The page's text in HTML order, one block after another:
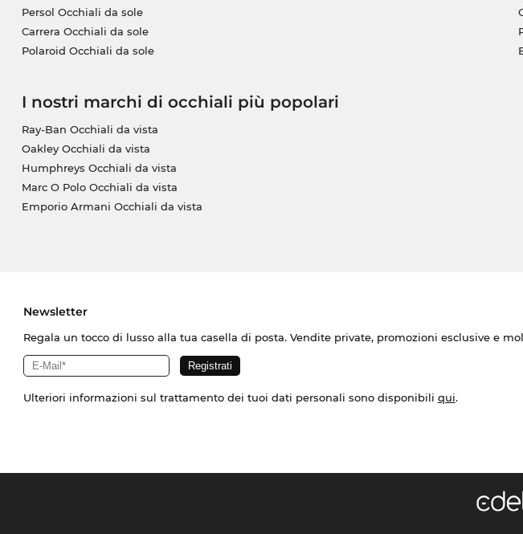
Persol Occhiali da sole
Carrera Occhiali da sole
Polaroid Occhiali da sole
I nostri marchi di occhiali più popolari
Ray-Ban Occhiali da vista
Oakley Occhiali da vista
Humphreys Occhiali da vista
Marc O Polo Occhiali da vista
Emporio Armani Occhiali da vista
Newsletter
Regala un tocco di lusso alla tua casella di posta. Vendite private, promozioni esclusive e
Ulteriori informazioni sul trattamento dei tuoi dati personali sono disponibili qui.